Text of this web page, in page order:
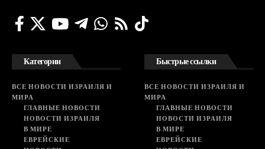
Категории
ВСЕ НОВОСТИ ИЗРАИЛЯ И
МИРА
ГЛАВНЫЕ НОВОСТИ
НОВОСТИ ИЗРАИЛЯ
В МИРЕ
ЕВРЕЙСКИЕ
Быстрые ссылки
ВСЕ НОВОСТИ ИЗРАИЛЯ И
МИРА
ГЛАВНЫЕ НОВОСТИ
НОВОСТИ ИЗРАИЛЯ
В МИРЕ
ЕВРЕЙСКИЕ